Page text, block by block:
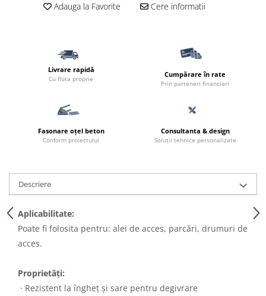
Adauga la Favorite Cere informatii
Livrare rapidă
Cu flota proprie Cumpărare în rate
Prin parteneri financiari
Fasonare oțel beton
Conform proiectului
Consultanta & design
Soluții tehnice personalizate
Descriere
Aplicabilitate:
Poate fi folosita pentru: alei de acces, parcări, drumuri de
acces.
Proprietăți:
· Rezistent la îngheț și sare pentru degivrare